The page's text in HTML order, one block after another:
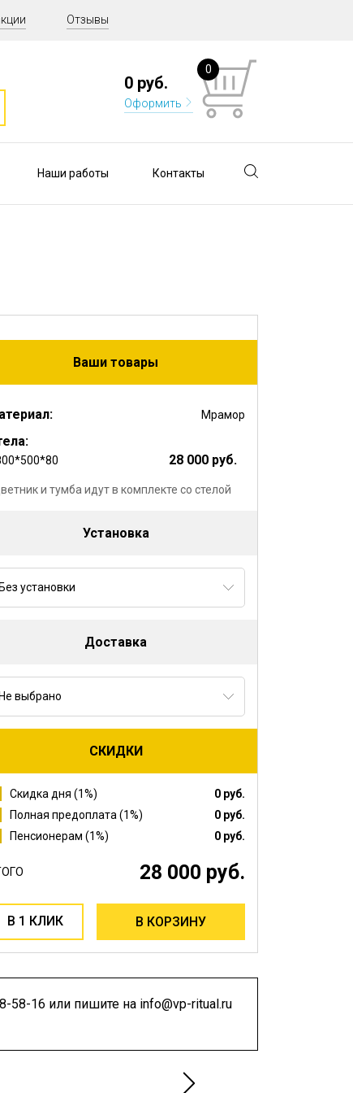
Отзывы
0 руб.
Оформить
0
Наши работы Контакты
Ваши товары
Мрамор
28 000 руб.
и тумба идут в комплекте со стелой
Установка
Без установки
Доставка
Не выбрано
СКИДКИ
Скидка дня (1%)
0 руб.
Полная предоплата (1%)
0 руб.
Пенсионерам (1%)
0 руб.
28 000 руб.
В 1 КЛИК В КОРЗИНУ
58-16 или пишите на info@vp-ritual.ru